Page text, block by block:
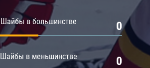
Шайбы в большинстве 0
Шайбы в меньшинстве 0